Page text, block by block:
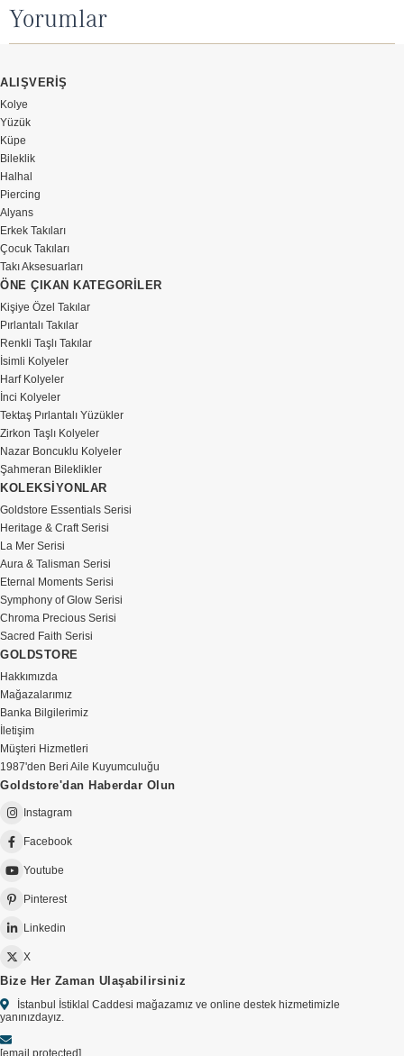
Yorumlar
ALIŞVERİŞ
Kolye
Yüzük
Küpe
Bileklik
Halhal
Piercing
Alyans
Erkek Takıları
Çocuk Takıları
Takı Aksesuarları
ÖNE ÇIKAN KATEGORİLER
Kişiye Özel Takılar
Pırlantalı Takılar
Renkli Taşlı Takılar
İsimli Kolyeler
Harf Kolyeler
İnci Kolyeler
Tektaş Pırlantalı Yüzükler
Zirkon Taşlı Kolyeler
Nazar Boncuklu Kolyeler
Şahmeran Bileklikler
KOLEKSİYONLAR
Goldstore Essentials Serisi
Heritage & Craft Serisi
La Mer Serisi
Aura & Talisman Serisi
Eternal Moments Serisi
Symphony of Glow Serisi
Chroma Precious Serisi
Sacred Faith Serisi
GOLDSTORE
Hakkımızda
Mağazalarımız
Banka Bilgilerimiz
İletişim
Müşteri Hizmetleri
1987'den Beri Aile Kuyumculuğu
Goldstore'dan Haberdar Olun
Instagram
Facebook
Youtube
Pinterest
Linkedin
X
Bize Her Zaman Ulaşabilirsiniz
İstanbul İstiklal Caddesi mağazamız ve online destek hizmetimizle
yanınızdayız.
[email protected]